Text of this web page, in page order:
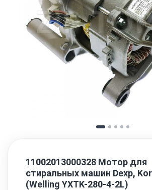
11002013000328 Мотор для
стиральных машин Dexp,
(Welling YXTK-280-4-2L)